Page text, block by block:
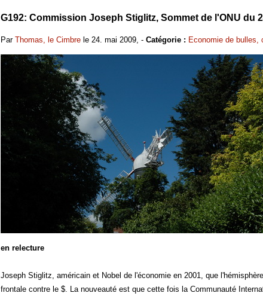
G192: Commission Joseph Stiglitz, Sommet de l'ONU du
Par Thomas, le Cimbre le 24. mai 2009, - Catégorie : Economie de bulles,
en relecture
Joseph Stiglitz, américain et Nobel de l'économie en 2001, que
frontale contre le $. La nouveauté est que cette fois la Communauté